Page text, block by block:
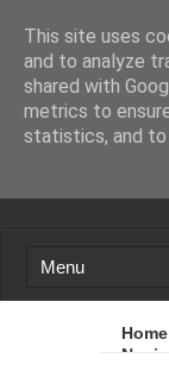
Home
This site uses
and to analyze
shared with
metrics to
statistics, and to